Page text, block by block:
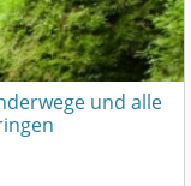
und alle